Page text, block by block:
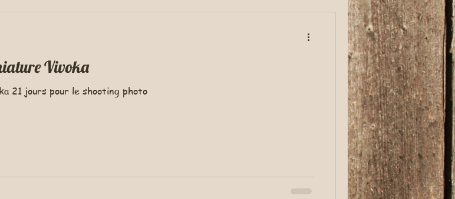
Vivoka
21 jours pour le shooting photo